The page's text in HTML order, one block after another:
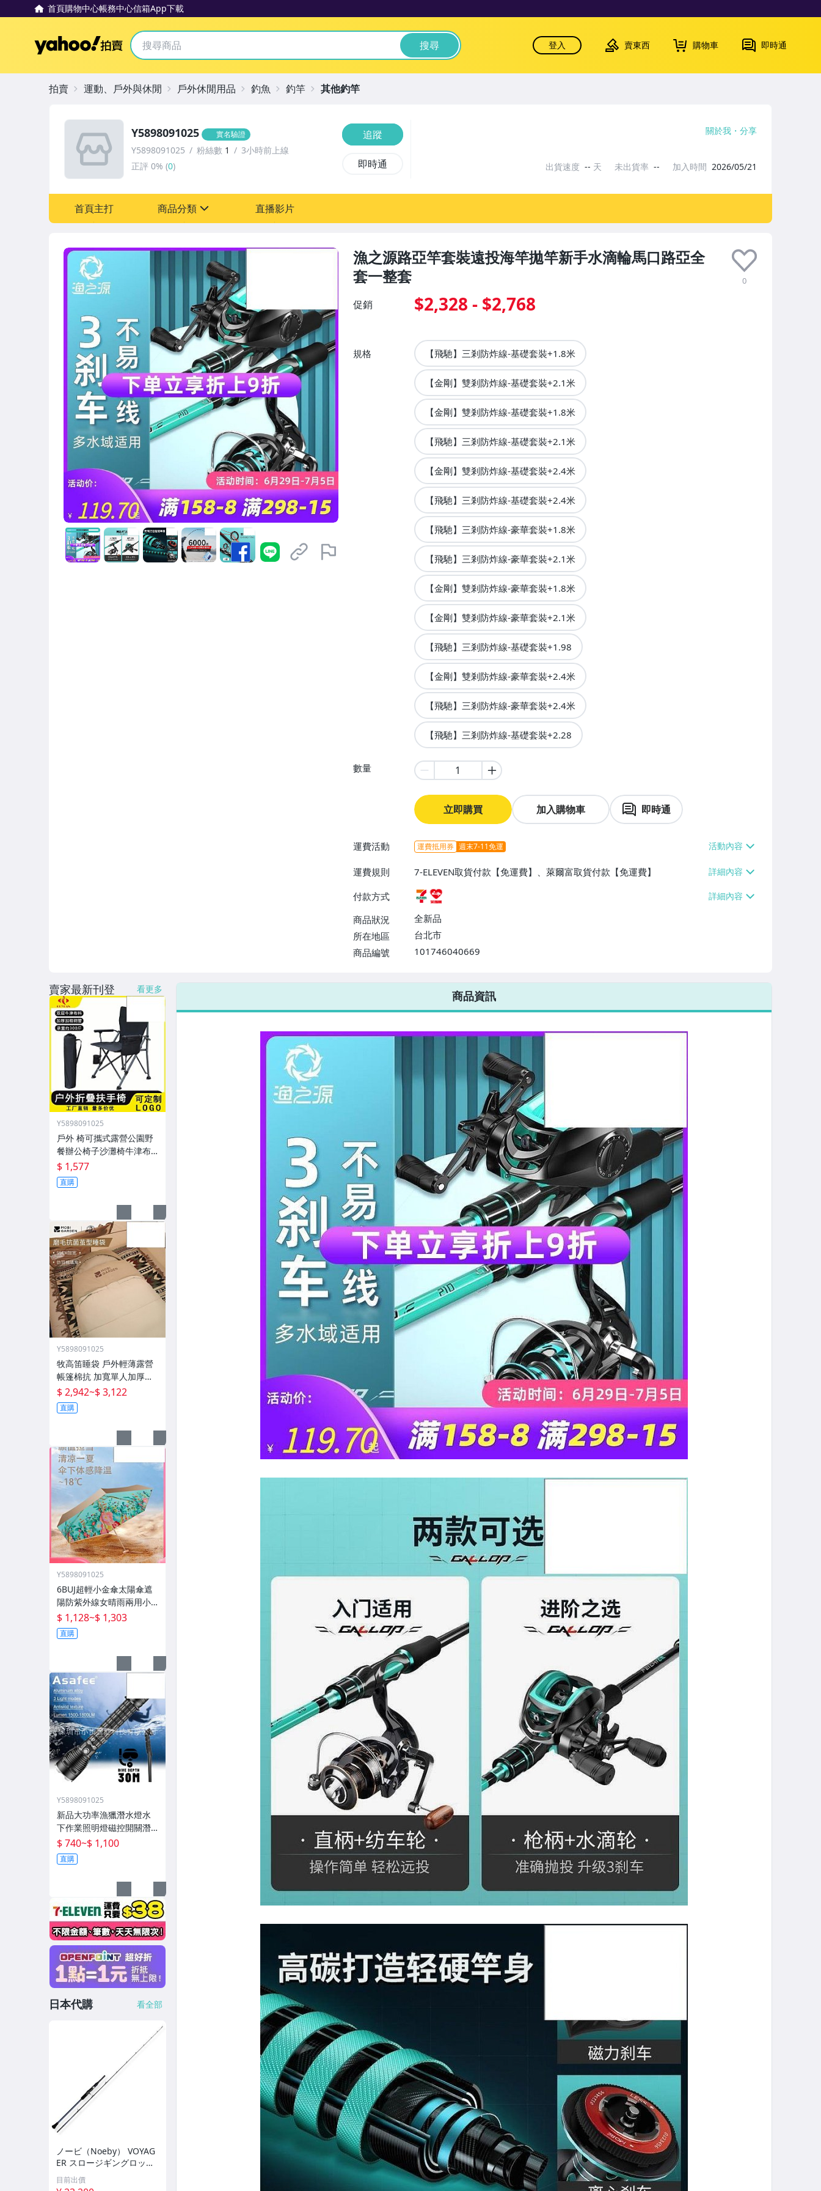
首頁購物中心帳務中心信箱App下載
Yahoo拍賣 搜尋 登入 賣東西 購物車 即時通
漁之源路亞竿套裝遠投海竿拋竿新手水滴輪馬口路亞全
套一整套
0
促銷 $2,328 - $2,768
規格 【飛馳】三剎防炸線-基礎套裝+1.8米
【金剛】雙剎防炸線-基礎套裝+2.1米
【金剛】雙剎防炸線-基礎套裝+1.8米
【飛馳】三剎防炸線-基礎套裝+2.1米
【金剛】雙剎防炸線-基礎套裝+2.4米
【飛馳】三剎防炸線-基礎套裝+2.4米
【飛馳】三剎防炸線-豪華套裝+1.8米
【飛馳】三剎防炸線-豪華套裝+2.1米
【金剛】雙剎防炸線-豪華套裝+1.8米
【金剛】雙剎防炸線-豪華套裝+2.1米
【飛馳】三剎防炸線-基礎套裝+1.98
【金剛】雙剎防炸線-豪華套裝+2.4米
【飛馳】三剎防炸線-豪華套裝+2.4米
【飛馳】三剎防炸線-基礎套裝+2.28
數量
立即購買 加入購物車 即時通
運費活動 運費抵用券 週末7-11免運
運費規則
7-ELEVEN取貨付款【免運費】、萊爾富取貨付款【免運費】
付款方式
商品狀況
全新品
所在地區
台北市
商品編號
101746040669
7-ELEVEN 運費只要38元
不限金額、筆數，筆筆優惠無限次！
Y5898091025 實名驗證
Y5898091025 粉絲數 1
3小時前上線
正評 0% (0)
追蹤
即時通
關於我 分享
出貨速度 -- 天 未出貨率 -- 加入時間 2026/05/21
首頁主打 商品分類
圖書/影音/文具
古董、藝術與礦石
手機、配件與通訊
美容保養與彩妝
電腦、平板與周邊
相機、攝影與周邊
運動、戶外與休閒
汽機車精品百貨
居家、家具與園藝
玩具、模型與公仔
男性精品與服飾
直播影片
拍賣 運動、戶外與休閒 戶外休閒用品 釣魚 釣竿 其他釣竿
商品資訊
賣家最新刊登 看更多
Y5898091025
戶外 椅可攜式露營公園野
餐辦公椅子沙灘椅牛津布
新款外
$ 1,577
直購
Y5898091025
牧高笛睡袋 戶外輕薄露營
帳篷棉抗 加寬單人加厚攬
月防寒被子
$ 2,942~$ 3,122
直購
Y5898091025
6BUJ超輕小金傘太陽傘遮
陽防紫外線女晴雨兩用小
巧便攜 五折傘
$ 1,128~$ 1,303
直購
Y5898091025
新品大功率漁獵潛水燈水
下作業照明燈磁控開關潛
水深度50米高流明
$ 740~$ 1,100
直購
日本代購 看全部
ノービ（Noeby） VOYAG
ER スロージギングロッド
スピニング＆キャスティン
グ バスロッド 1.83m/1.96
目前出價